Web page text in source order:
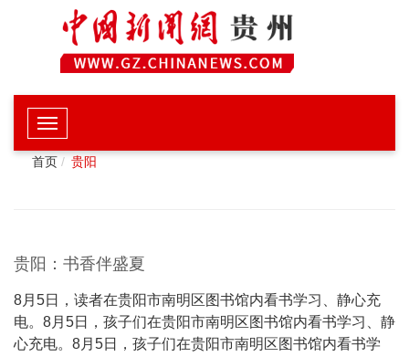
首页 贵阳
贵阳：书香伴盛夏
8月5日，读者在贵阳市南明区图书馆内看书学习、静心充
电。8月5日，孩子们在贵阳市南明区图书馆内看书学习、静
心充电。8月5日，孩子们在贵阳市南明区图书馆内看书学